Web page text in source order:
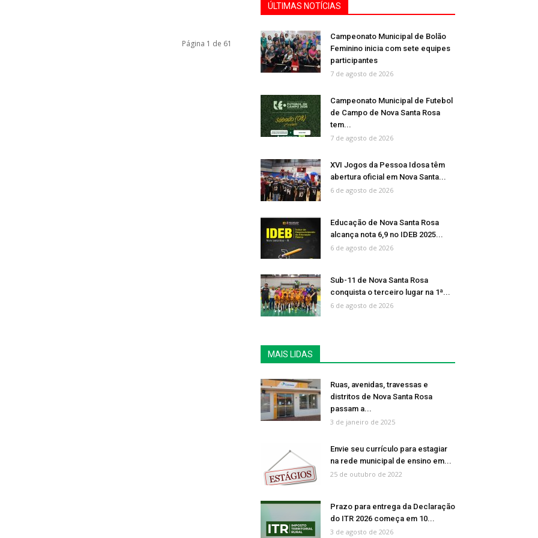
Página 1 de 61
ÚLTIMAS NOTÍCIAS
Campeonato Municipal de Bolão
Feminino inicia com sete equipes
participantes
7 de agosto de 2026
Campeonato Municipal de Futebol
de Campo de Nova Santa Rosa
tem...
7 de agosto de 2026
XVI Jogos da Pessoa Idosa têm
abertura oficial em Nova Santa...
6 de agosto de 2026
Educação de Nova Santa Rosa
alcança nota 6,9 no IDEB 2025...
6 de agosto de 2026
Sub-11 de Nova Santa Rosa
conquista o terceiro lugar na 1ª...
6 de agosto de 2026
MAIS LIDAS
Ruas, avenidas, travessas e
distritos de Nova Santa Rosa
passam a...
3 de janeiro de 2025
Envie seu currículo para estagiar
na rede municipal de ensino em...
25 de outubro de 2022
Prazo para entrega da Declaração
do ITR 2026 começa em 10...
3 de agosto de 2026